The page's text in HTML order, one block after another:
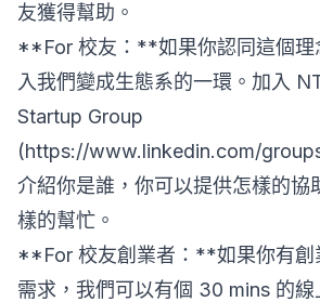
友獲得幫助。
**For 校友：**如果你認同這個理
入我們變成生態系的一環。加入
Startup Group
(https://www.linkedin.com/
介紹你是誰，你可以提供怎樣的協
樣的幫忙。
**For 校友創業者：**如果你有創
需求，我們可以有個 30 mins 的